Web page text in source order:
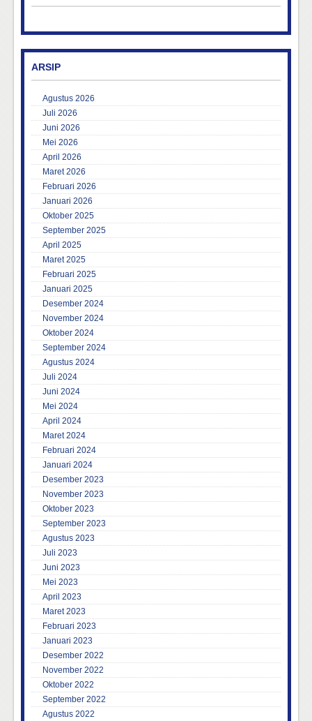
ARSIP
Agustus 2026
Juli 2026
Juni 2026
Mei 2026
April 2026
Maret 2026
Februari 2026
Januari 2026
Oktober 2025
September 2025
April 2025
Maret 2025
Februari 2025
Januari 2025
Desember 2024
November 2024
Oktober 2024
September 2024
Agustus 2024
Juli 2024
Juni 2024
Mei 2024
April 2024
Maret 2024
Februari 2024
Januari 2024
Desember 2023
November 2023
Oktober 2023
September 2023
Agustus 2023
Juli 2023
Juni 2023
Mei 2023
April 2023
Maret 2023
Februari 2023
Januari 2023
Desember 2022
November 2022
Oktober 2022
September 2022
Agustus 2022